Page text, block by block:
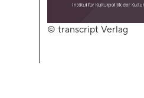
© transcript Verlag